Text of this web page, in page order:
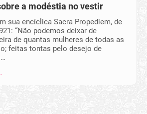
a modéstia no vestir
sua encíclica Sacra Propediem, de
“Não podemos deixar de
de quantas mulheres de todas as
feitas tontas pelo desejo de